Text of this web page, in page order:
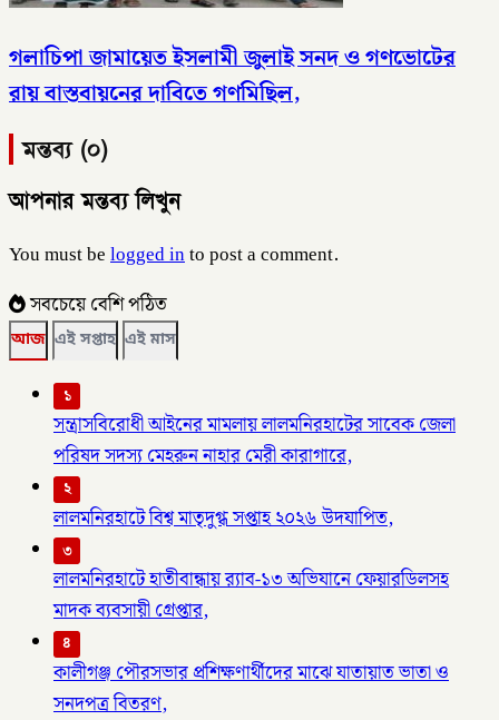
গলাচিপা জামায়েত ইসলামী জুলাই সনদ ও গণভোটের
রায় বাস্তবায়নের দাবিতে গণমিছিল,
মন্তব্য (০)
আপনার মন্তব্য লিখুন
You must belogged into post a comment.
সবচেয়ে বেশি পঠিত
আজ এই সপ্তাহ এই মাস
১
সন্ত্রাসবিরোধী আইনের মামলায় লালমনিরহাটের সাবেক জেলা
পরিষদ সদস্য মেহরুন নাহার মেরী কারাগারে,
২
লালমনিরহাটে বিশ্ব মাতৃদুগ্ধ সপ্তাহ ২০২৬ উদযাপিত,
৩
লালমনিরহাটে হাতীবান্ধায় র‌্যাব-১৩ অভিযানে ফেয়ারডিলসহ
মাদক ব্যবসায়ী গ্রেপ্তার,
৪
কালীগঞ্জ পৌরসভার প্রশিক্ষণার্থীদের মাঝে যাতায়াত ভাতা ও
সনদপত্র বিতরণ,